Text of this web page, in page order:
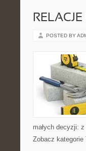
POSTED BY
małych decyzji:
Zobacz